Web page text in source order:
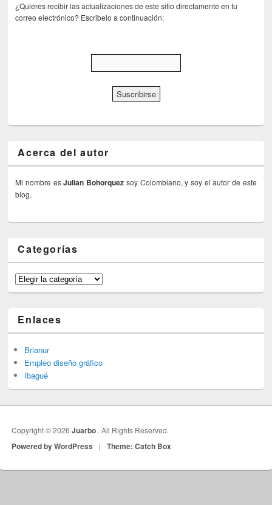
¿Quieres recibir las actualizaciones de este sitio directamente en tu
correo electrónico? Escribelo a continuación:
Acerca del autor
Mi nombre esJulian Bohorquez soy Colombiano, y soy el autor de este
blog.
Categorías
Categorías
Enlaces
Brianur
Empleo diseño gráfico
Ibagué
Copyright © 2026Juarbo . All Rights Reserved.
Powered by WordPress | Theme: Catch Box